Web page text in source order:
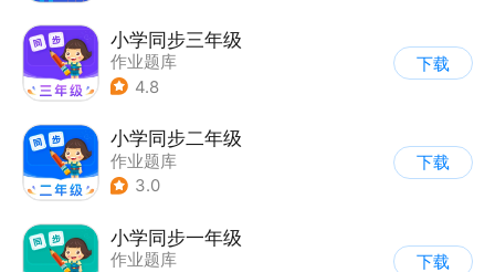
小学同步三年级
作业题库
4.8
下载
小学同步二年级
作业题库
3.0
下载
小学同步一年级
作业题库
下载